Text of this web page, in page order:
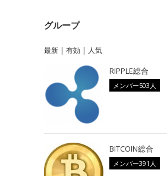
グループ
最新 | 有効 | 人気
RIPPLE総合
メンバー503人
BITCOIN総合
メンバー391人